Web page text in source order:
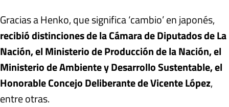
Gracias a Henko, que significa ‘cambio’ en japonés,
recibió distinciones de la Cámara de Diputados de La
Nación, el Ministerio de Producción de la Nación, el
Ministerio de Ambiente y Desarrollo Sustentable, el
Honorable Concejo Deliberante de Vicente López,
entre otras.